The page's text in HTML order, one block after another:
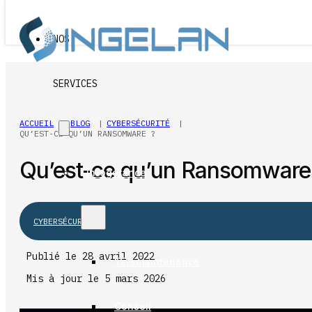
NOS
SERVICES
Infogérance
Télémaintenance
Conseil
ACCUEIL BLOG
CYBERSÉCURITÉ
QU’EST-CE QU’UN RANSOMWARE ?
Qu’est-ce qu’un
CYBERSÉCURITÉ
Publié le 28 avril 2022
Mis à jour le 5 mars 2026